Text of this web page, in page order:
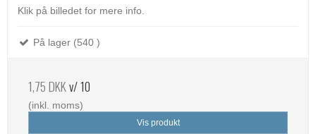
Klik på billedet for mere info.
På lager (540 )
1,75 DKKv/ 10
(inkl. moms)
Vis produkt